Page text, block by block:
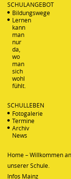
SCHULANGEBOT
Bildungswege
Lernen
kann
man
nur
da,
wo
man
sich
wohl
fühlt.
SCHULLEBEN
Fotogalerie
Termine
Archiv
News
Home – Willkommen an
unserer Schule.
Infos Mainz